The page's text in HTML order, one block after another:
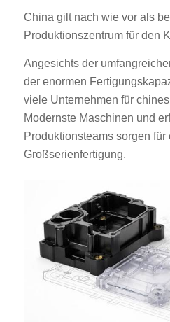
China gilt nach wie vor als
Produktionszentrum für den
Angesichts der
der enormen
viele Unternehmen für
Modernste Maschinen und
Produktionsteams sorgen
Großserienfertigung.